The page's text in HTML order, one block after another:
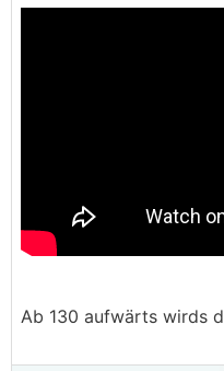
Ab 130 aufwärts wirds